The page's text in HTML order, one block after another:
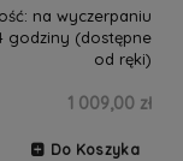
na wyczerpaniu
godziny (dostępne
od ręki)
1 009,00 zł
Do Koszyka